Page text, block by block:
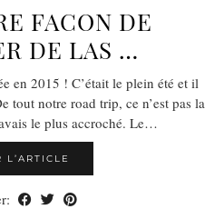
FACON DE
DE LAS …
en 2015 ! C’était le plein été et il
tout notre road trip, ce n’est pas la
le plus accroché. Le…
L’ARTICLE